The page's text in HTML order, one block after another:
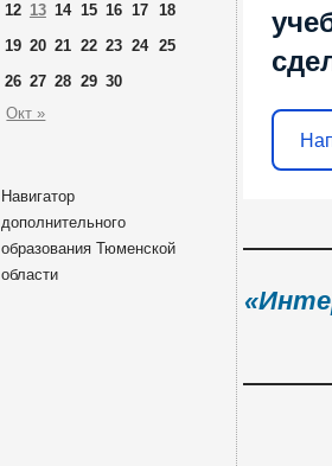
12 13 14 15 16 17
18
19 20 21 22 23 24 25
26 27 28 29 30
Окт »
Навигатор
дополнительного
образования Тюменской
области